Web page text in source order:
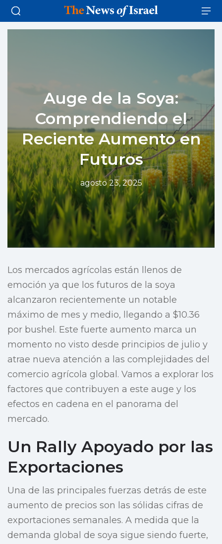
Auge de la Soya:
Comprendiendo el
Reciente Aumento en
Futuros
agosto 23, 2025
Los mercados agrícolas están llenos de
emoción ya que los futuros de la soya
alcanzaron recientemente un notable
máximo de mes y medio, llegando a $10.36
por bushel. Este fuerte aumento marca un
momento no visto desde principios de julio y
atrae nueva atención a las complejidades del
comercio agrícola global. Vamos a explorar los
factores que contribuyen a este auge y los
efectos en cadena en el panorama del
mercado.
Un Rally Apoyado por las
Exportaciones
Una de las principales fuerzas detrás de este
aumento de precios son las sólidas cifras de
exportaciones semanales. A medida que la
demanda global de soya sigue siendo fuerte,